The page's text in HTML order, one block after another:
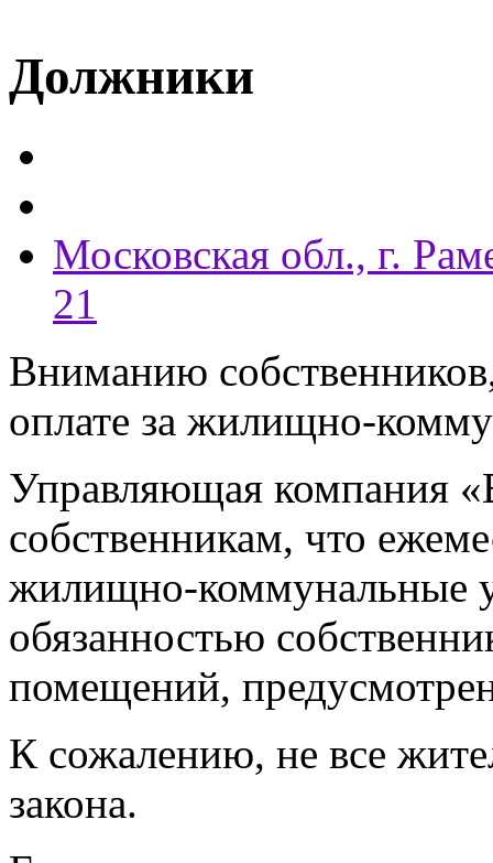
Должники
Московская обл., г.
21
Вниманию
оплате за жилищно-
Управляющая компания
собственникам, что
жилищно-коммунальные
обязанностью
помещений,
К сожалению, не все
закона.